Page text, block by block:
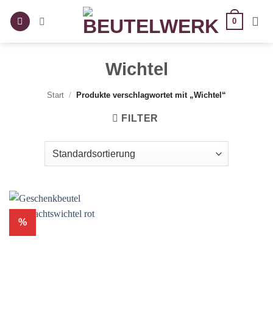
Inhalt
0
Wichtel
Start / Produkte verschlagwortet mit „Wichtel“
FILTER
%